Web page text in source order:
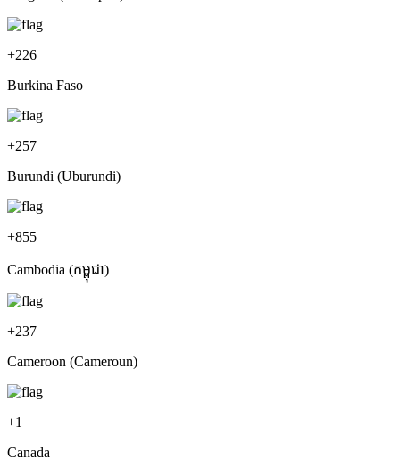
+226
Burkina Faso
+257
Burundi (Uburundi)
+855
Cambodia (កម្ពុជា)
+237
Cameroon (Cameroun)
+1
Canada